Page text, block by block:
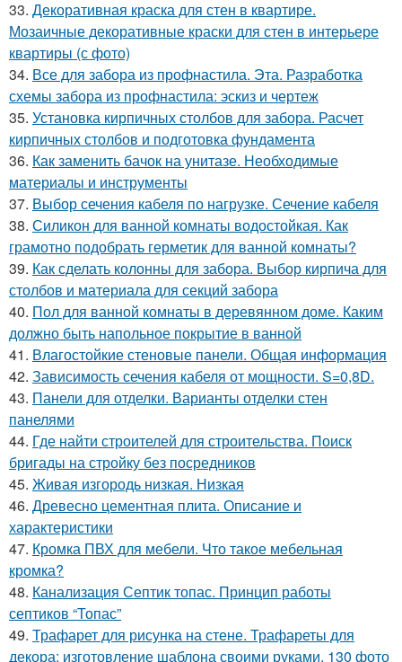
33. Декоративная краска для стен в квартире.
Мозаичные декоративные краски для стен в интерьере
квартиры (с фото)
34. Все для забора из профнастила. Эта. Разработка
схемы забора из профнастила: эскиз и чертеж
35. Установка кирпичных столбов для забора. Расчет
кирпичных столбов и подготовка фундамента
36. Как заменить бачок на унитазе. Необходимые
материалы и инструменты
37. Выбор сечения кабеля по нагрузке. Сечение кабеля
38. Силикон для ванной комнаты водостойкая. Как
грамотно подобрать герметик для ванной комнаты?
39. Как сделать колонны для забора. Выбор кирпича для
столбов и материала для секций забора
40. Пол для ванной комнаты в деревянном доме. Каким
должно быть напольное покрытие в ванной
41. Влагостойкие стеновые панели. Общая информация
42. Зависимость сечения кабеля от мощности. S=0,8D.
43. Панели для отделки. Варианты отделки стен
панелями
44. Где найти строителей для строительства. Поиск
бригады на стройку без посредников
45. Живая изгородь низкая. Низкая
46. Древесно цементная плита. Описание и
характеристики
47. Кромка ПВХ для мебели. Что такое мебельная
кромка?
48. Канализация Септик топас. Принцип работы
септиков “Топас”
49. Трафарет для рисунка на стене. Трафареты для
декора: изготовление шаблона своими руками, 130 фото